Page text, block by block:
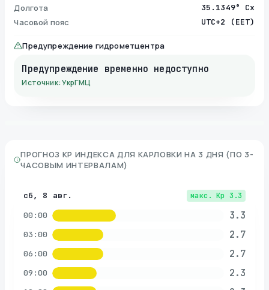
Долгота 35.1349° Сх
Часовой пояс UTC+2 (EET)
Предупреждение гидрометцентра
Предупреждение временно недоступно
Источник: УкрГМЦ
ПРОГНОЗ KP ИНДЕКСА ДЛЯ КАРЛОВКИ НА 3 ДНЯ (ПО 3-
ЧАСОВЫМ ИНТЕРВАЛАМ)
сб, 8 авг. макс. Kp 3.3
00:00 3.3
03:00 2.7
06:00 2.7
09:00 2.3